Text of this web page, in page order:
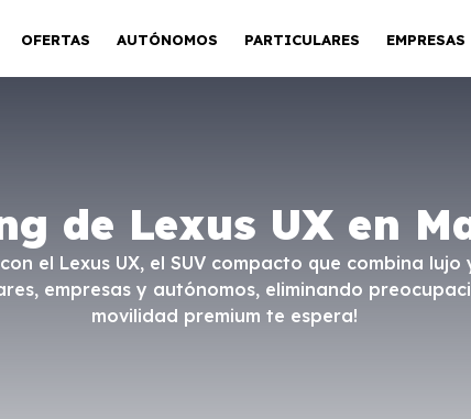
OFERTAS AUTÓNOMOS PARTICULARES EMPRESAS
de Lexus UX en
el Lexus UX, el SUV compacto que combina
empresas y autónomos, eliminando
movilidad premium te espera!